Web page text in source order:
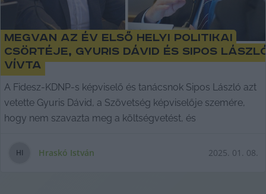
Megvan az év első helyi politikai
csörtéje, Gyuris Dávid és Sipos
vívta
A Fidesz-KDNP-s képviselő és tanácsnok Sipos László azt
vetette Gyuris Dávid, a Szövetség képviselője szemére,
hogy nem szavazta meg a költségvetést, és
HI Hraskó István 2025. 01. 08.